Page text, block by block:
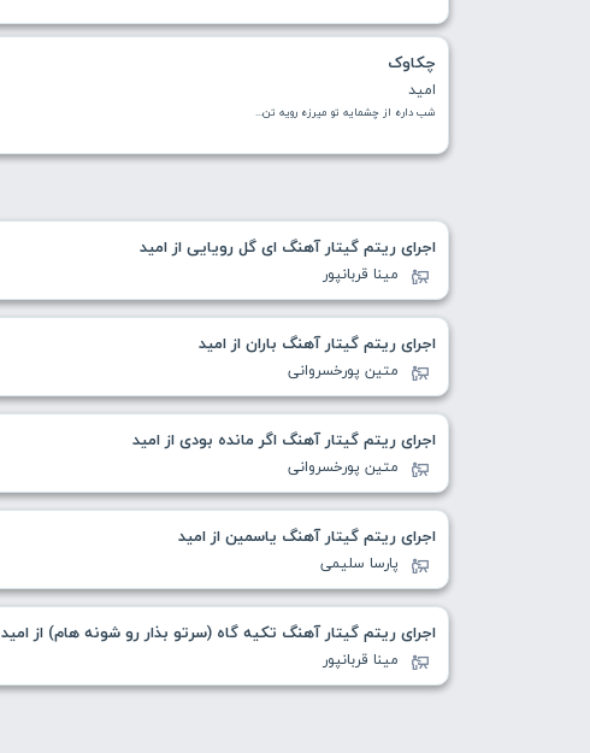
چکاوک
امید
شب داره از چشمایه تو میرزه رویه تن...
اجرای ریتم گیتار آهنگ ای گل رویایی از امید
مینا قربانپور
اجرای ریتم گیتار آهنگ باران از امید
متین پورخسروانی
اجرای ریتم گیتار آهنگ اگر مانده بودی از امید
متین پورخسروانی
اجرای ریتم گیتار آهنگ یاسمین از امید
پارسا سلیمی
اجرای ریتم گیتار آهنگ تکیه گاه (سرتو بذار رو شونه هام) از امید
مینا قربانپور